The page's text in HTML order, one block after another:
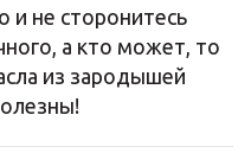
и не сторонитесь
а кто может, то
из зародышей